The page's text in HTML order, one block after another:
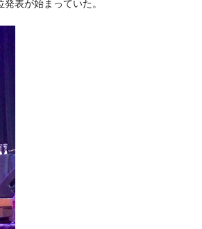
表が始まっていた。